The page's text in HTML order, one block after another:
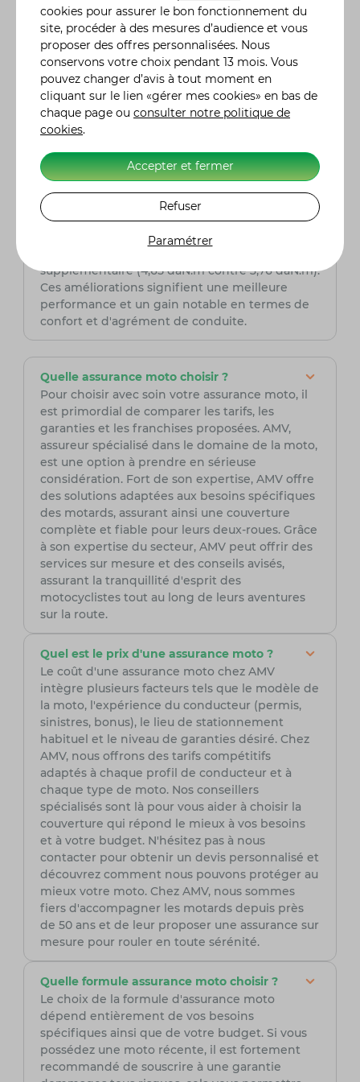
couleur noire, des repose-pieds en métal, une
selle avec surpiqûres argentées et des
rétroviseurs sportifs. Elle est disponible en noir
mat et gris titane mat. La version Business, en
revanche, mise sur le luxe avec une selle en cuir
marron, des dosserets assortis et un cache de
silencieux chromé. Elle est proposée en noir,
gris, blanc et bronze.
Quels sont les avantages du moteur du
MP3 LT 500 par rapport à la version
précédente de 400cm³ ?
Le moteur du MP3 LT 500 offre 18% de
puissance en plus (40,1 chevaux contre 34
supplémentaire (4,65 daN.m contre 3,76 daN.m).
Ces améliorations signifient une meilleure
performance et un gain notable en termes de
confort et d'agrément de conduite.
Quelle assurance moto choisir ?
Pour choisir avec soin votre assurance moto, il
est primordial de comparer les tarifs, les
garanties et les franchises proposées. AMV,
assureur spécialisé dans le domaine de la moto,
est une option à prendre en sérieuse
considération. Fort de son expertise, AMV offre
des solutions adaptées aux besoins spécifiques
des motards, assurant ainsi une couverture
complète et fiable pour leurs deux-roues. Grâce
à son expertise du secteur, AMV peut offrir des
services sur mesure et des conseils avisés,
assurant la tranquillité d'esprit des
motocyclistes tout au long de leurs aventures
sur la route.
Quel est le prix d'une assurance moto ?
Le coût d'une assurance moto chez AMV
intègre plusieurs facteurs tels que le modèle de
la moto, l'expérience du conducteur (permis,
sinistres, bonus), le lieu de stationnement
habituel et le niveau de garanties désiré. Chez
AMV, nous offrons des tarifs compétitifs
adaptés à chaque profil de conducteur et à
chaque type de moto. Nos conseillers
spécialisés sont là pour vous aider à choisir la
couverture qui répond le mieux à vos besoins
et à votre budget. N'hésitez pas à nous
contacter pour obtenir un devis personnalisé et
découvrez comment nous pouvons protéger au
mieux votre moto. Chez AMV, nous sommes
fiers d'accompagner les motards depuis près
de 50 ans et de leur proposer une assurance sur
mesure pour rouler en toute sérénité.
Quelle formule assurance moto choisir ?
Le choix de la formule d'assurance moto
dépend entièrement de vos besoins
spécifiques ainsi que de votre budget. Si vous
possédez une moto récente, il est fortement
recommandé de souscrire à une garantie
cookies pour assurer le bon fonctionnement du
site, procéder à des mesures d’audience et vous
proposer des offres personnalisées. Nous
conservons votre choix pendant 13 mois. Vous
pouvez changer d’avis à tout moment en
cliquant sur le lien «gérer mes cookies» en bas de
chaque page ou consulter notre politique de
cookies.
Accepter et fermer
Refuser
Paramétrer